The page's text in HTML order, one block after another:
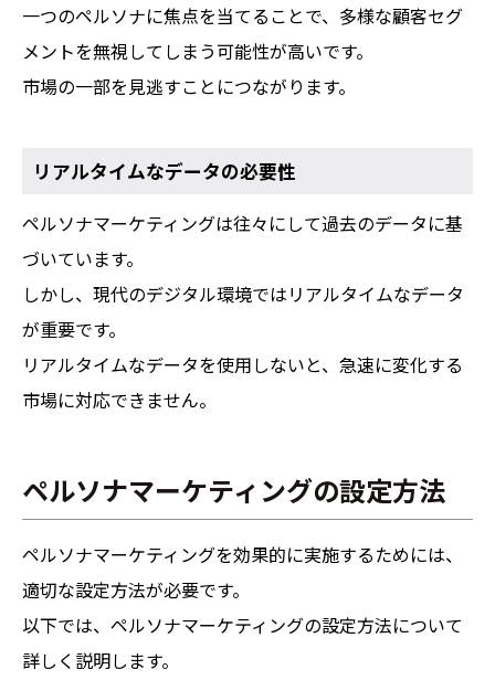
一つのペルソナに焦点を当てることで、多様な顧客セグ
メントを無視してしまう可能性が高いです。
市場の一部を見逃すことにつながります。
リアルタイムなデータの必要性
ペルソナマーケティングは往々にして過去のデータに基
づいています。
しかし、現代のデジタル環境ではリアルタイムなデータ
が重要です。
リアルタイムなデータを使用しないと、急速に変化する
市場に対応できません。
ペルソナマーケティングの設定方法
ペルソナマーケティングを効果的に実施するためには、
適切な設定方法が必要です。
以下では、ペルソナマーケティングの設定方法について
詳しく説明します。